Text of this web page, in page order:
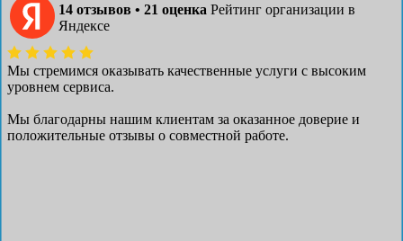
14 отзывов • 21 оценка Рейтинг организации в
Яндексе
Мы стремимся оказывать качественные услуги с высоким
уровнем сервиса.
Мы благодарны нашим клиентам за оказанное доверие и
положительные отзывы о совместной работе.